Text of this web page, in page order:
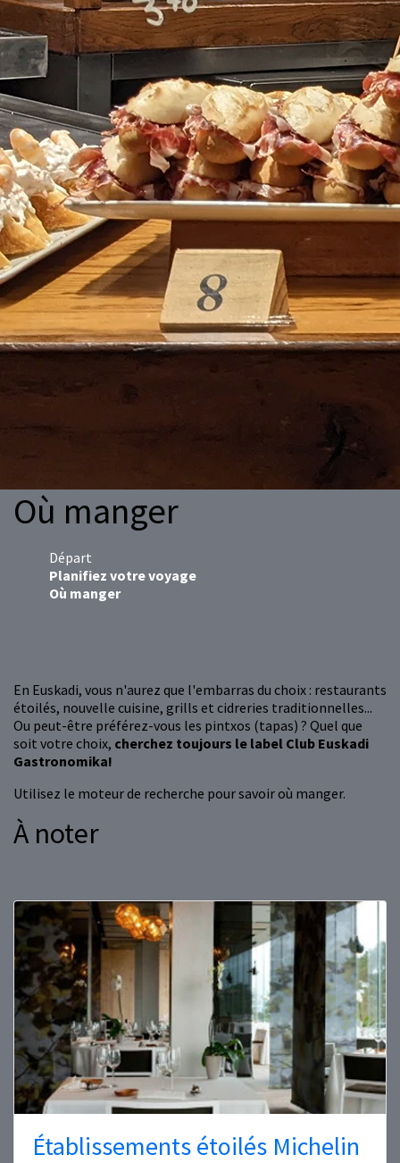
Où manger
Départ
Planifiez votre voyage
Où manger
En Euskadi, vous n'aurez que l'embarras du choix : restaurants
étoilés, nouvelle cuisine, grills et cidreries traditionnelles...
Ou peut-être préférez-vous les pintxos (tapas) ? Quel que
soit votre choix, cherchez toujours le label Club Euskadi
Gastronomika!
Utilisez le moteur de recherche pour savoir où manger.
À noter
Établissements étoilés Michelin